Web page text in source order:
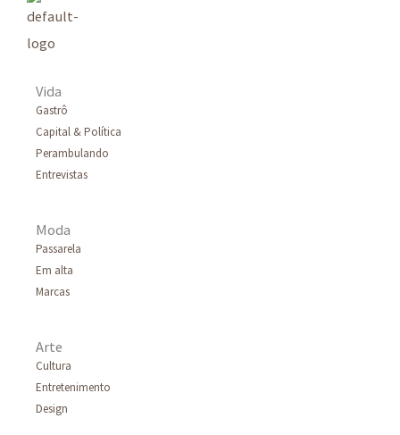
Vida
Gastrô
Capital & Política
Perambulando
Entrevistas
Moda
Passarela
Em alta
Marcas
Arte
Cultura
Entretenimento
Design